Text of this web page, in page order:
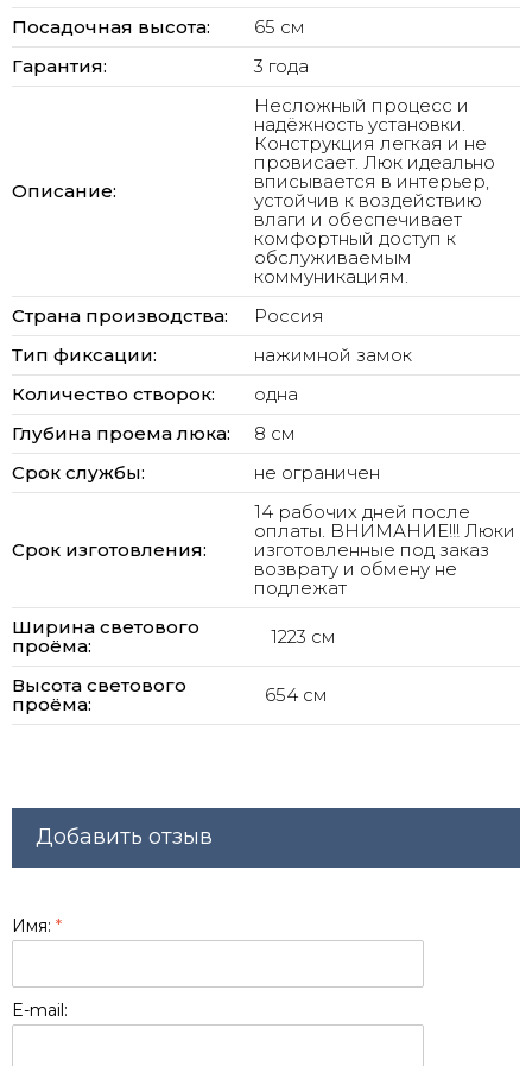
Посадочная высота:
65 см
Гарантия:
3 года
Описание:
Несложный процесс и
надёжность установки.
Конструкция легкая и не
провисает. Люк идеально
вписывается в интерьер,
устойчив к воздействию
влаги и обеспечивает
комфортный доступ к
обслуживаемым
коммуникациям.
Страна производства:
Россия
Тип фиксации:
нажимной замок
Количество створок:
одна
Глубина проема люка:
8 см
Срок службы:
не ограничен
Срок изготовления:
14 рабочих дней после
оплаты. ВНИМАНИЕ!!! Люки
изготовленные под заказ
возврату и обмену не
подлежат
Ширина светового
проёма:
1223 см
Высота светового
проёма:
654 см
Добавить отзыв
Имя: *
E-mail: